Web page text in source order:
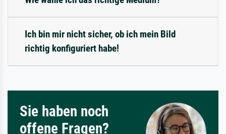
Ich bin mir nicht sicher, ob ich mein Bild
richtig konfiguriert habe!
Sie haben noch
offene Fragen?